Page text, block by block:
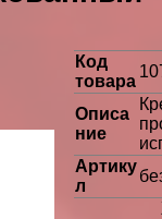
Код
товара
Описа
ние
Артику
л